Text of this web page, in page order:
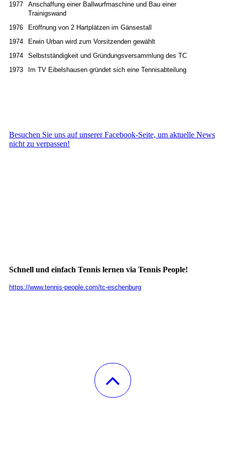
1977
Anschaffung einer Ballwurfmaschine und Bau einer
Trainigswand
1976
Eröffnung von 2 Hartplätzen im Gänsestall
1974
Erwin Urban wird zum Vorsitzenden gewählt
1974
Selbstständigkeit und Gründungsversammlung des TC
1973
Im TV Eibelshausen gründet sich eine Tennisabteilung
Besuchen Sie uns auf unserer Facebook-Seite, um aktuelle News
nicht zu verpassen!
Schnell und einfach Tennis lernen via Tennis People!
https://www.tennis-people.com/tc-eschenburg